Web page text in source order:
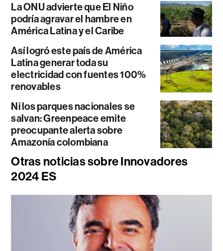
La ONU advierte que El Niño
podría agravar el hambre en
América Latina y el Caribe
Así logró este país de América
Latina generar toda su
electricidad con fuentes 100%
renovables
Ni los parques nacionales se
salvan: Greenpeace emite
preocupante alerta sobre
Amazonía colombiana
Otras noticias sobre Innovadores
2024 ES